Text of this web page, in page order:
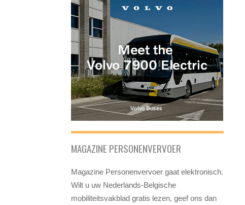
MAGAZINE PERSONENVERVOER
Magazine Personenvervoer gaat elektronisch.
Wilt u uw Nederlands-Belgische
mobiliteitsvakblad gratis lezen, geef ons dan